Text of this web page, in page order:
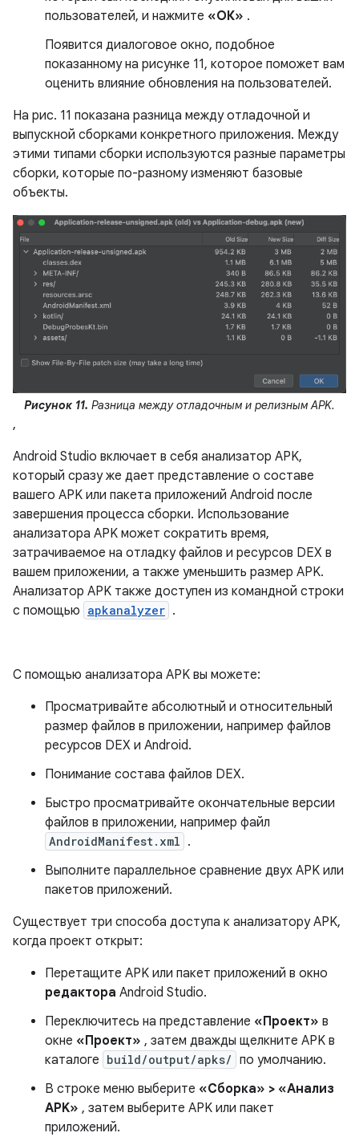
пользователей, и нажмите «ОК» .
Появится диалоговое окно, подобное
показанному на рисунке 11, которое поможет вам
оценить влияние обновления на пользователей.
На рис. 11 показана разница между отладочной и
выпускной сборками конкретного приложения. Между
этими типами сборки используются разные параметры
сборки, которые по-разному изменяют базовые
объекты.
Рисунок 11. Разница между отладочным и релизным APK.
,
Android Studio включает в себя анализатор APK,
который сразу же дает представление о составе
вашего APK или пакета приложений Android после
завершения процесса сборки. Использование
анализатора APK может сократить время,
затрачиваемое на отладку файлов и ресурсов DEX в
вашем приложении, а также уменьшить размер APK.
Анализатор APK также доступен из командной строки
с помощью apkanalyzer .
С помощью анализатора APK вы можете:
Просматривайте абсолютный и относительный
размер файлов в приложении, например файлов
ресурсов DEX и Android.
Понимание состава файлов DEX.
Быстро просматривайте окончательные версии
файлов в приложении, например файл
AndroidManifest.xml .
Выполните параллельное сравнение двух APK или
пакетов приложений.
Существует три способа доступа к анализатору APK,
когда проект открыт:
Перетащите APK или пакет приложений в окно
редактора Android Studio.
Переключитесь на представление «Проект» в
окне «Проект» , затем дважды щелкните APK в
каталоге build/output/apks/ по умолчанию.
В строке меню выберите «Сборка» > «Анализ
APK» , затем выберите APK или пакет
приложений.